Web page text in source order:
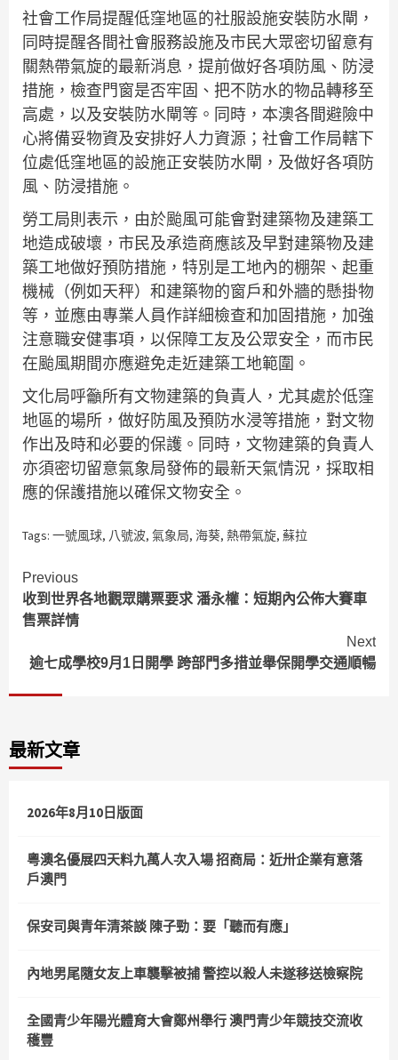
社會工作局提醒低窪地區的社服設施安裝防水閘，
同時提醒各間社會服務設施及市民大眾密切留意有
關熱帶氣旋的最新消息，提前做好各項防風、防浸
措施，檢查門窗是否牢固、把不防水的物品轉移至
高處，以及安裝防水閘等。同時，本澳各間避險中
心將備妥物資及安排好人力資源；社會工作局轄下
位處低窪地區的設施正安裝防水閘，及做好各項防
風、防浸措施。
勞工局則表示，由於颱風可能會對建築物及建築工
地造成破壞，市民及承造商應該及早對建築物及建
築工地做好預防措施，特別是工地內的棚架、起重
機械（例如天秤）和建築物的窗戶和外牆的懸掛物
等，並應由專業人員作詳細檢查和加固措施，加強
注意職安健事項，以保障工友及公眾安全，而市民
在颱風期間亦應避免走近建築工地範圍。
文化局呼籲所有文物建築的負責人，尤其處於低窪
地區的場所，做好防風及預防水浸等措施，對文物
作出及時和必要的保護。同時，文物建築的負責人
亦須密切留意氣象局發佈的最新天氣情況，採取相
應的保護措施以確保文物安全。
Tags: 一號風球, 八號波, 氣象局, 海葵, 熱帶氣旋, 蘇拉
Continue
Reading
Previous
收到世界各地觀眾購票要求 潘永權：短期內公佈大賽車
售票詳情
Next
逾七成學校9月1日開學 跨部門多措並舉保開學交通順暢
最新文章
2026年8月10日版面
粵澳名優展四天料九萬人次入場 招商局：近卅企業有意落
戶澳門
保安司與青年清茶談 陳子勁：要「聽而有應」
內地男尾隨女友上車襲擊被捕 警控以殺人未遂移送檢察院
全國青少年陽光體育大會鄭州舉行 澳門青少年競技交流收
穫豐